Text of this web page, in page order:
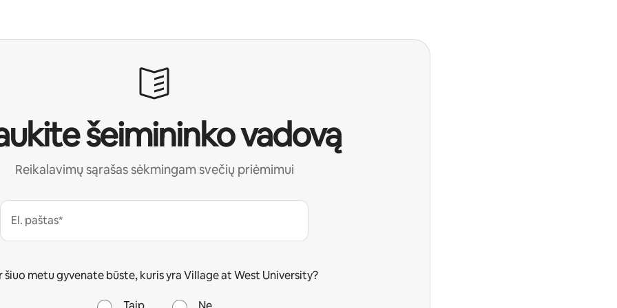
šeimininko vadovą
Reikalavimų sąrašas sėkmingam svečių priėmimui
El. paštas*
šiuo metu gyvenate būste, kuris yra Village at West University?